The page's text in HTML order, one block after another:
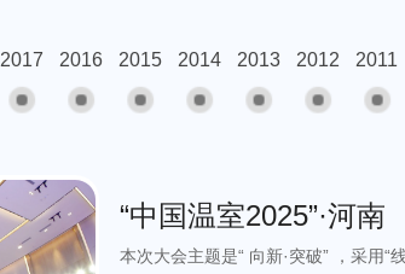
2017 2016 2015 2014 2013 2012 2011
“中国温室2025”·河南
本次大会主题是“ 向新·突破” ，采用